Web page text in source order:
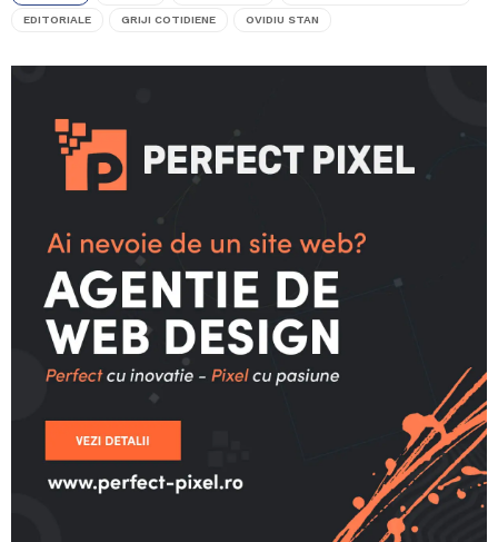
EDITORIALE GRIJI COTIDIENE OVIDIU STAN